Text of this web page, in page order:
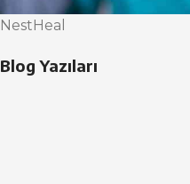
NestHeal
Blog Yazıları